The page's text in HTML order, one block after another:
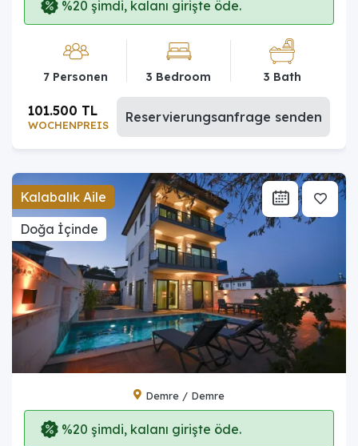
%20 şimdi, kalanı girişte öde.
7 Personen 3 Bedroom 3 Bath
WOCHENPREIS
101.500 TL Reservierungsanfrage senden
Kalabalık Aile
Doğa İçinde
Demre / Demre
%20 şimdi, kalanı girişte öde.